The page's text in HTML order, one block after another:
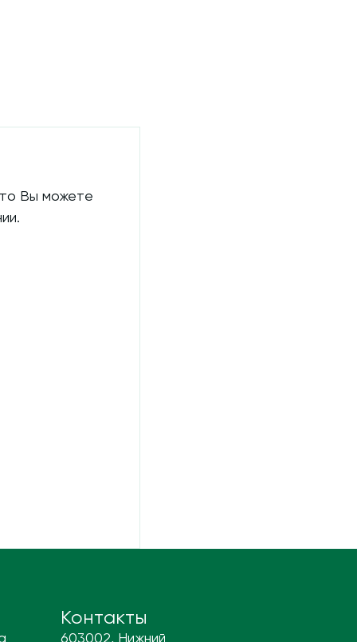
Вы можете
Контакты
603002, Нижний